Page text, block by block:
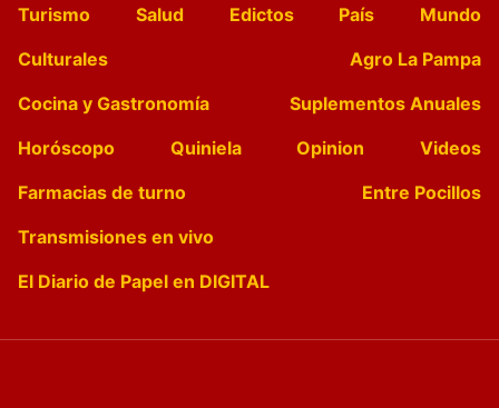
Turismo
Salud Edictos País
Mundo
Culturales
Agro La Pampa
Cocina y Gastronomía
Suplementos Anuales
Horóscopo
Quiniela Opinion
Videos
Farmacias de turno
Entre Pocillos
Transmisiones en vivo
El Diario de Papel en DIGITAL